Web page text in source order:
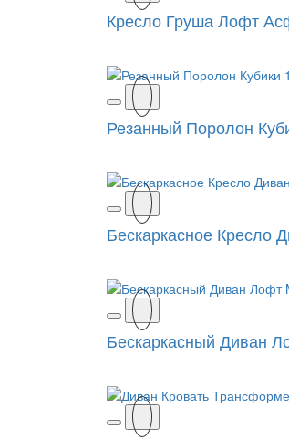
Кресло Груша Лофт
Резанный Поролон
Бескаркасное Кресло
Бескаркасный Диван